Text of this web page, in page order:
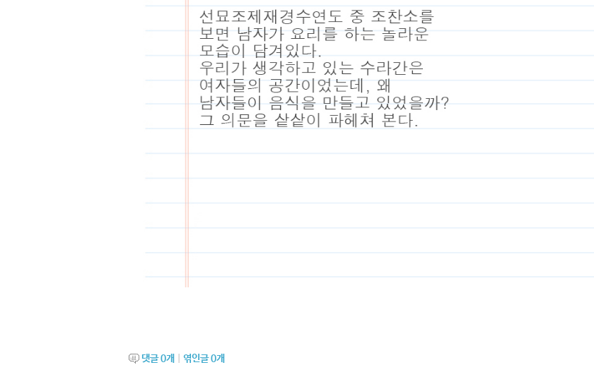
댓글0개 엮인글0개